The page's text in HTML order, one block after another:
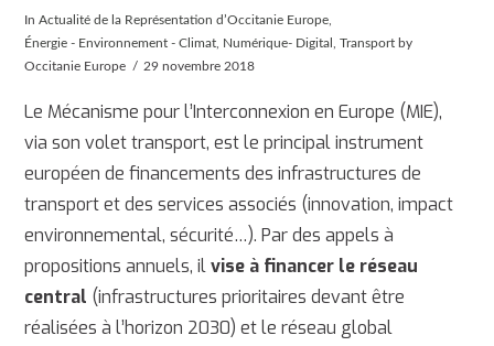
InActualité de la Représentation d’Occitanie Europe
Énergie - Environnement - Climat Numérique- Digital ,Transport by
Occitanie Europe
29 novembre 2018
Le Mécanisme pour l’Interconnexion en Europe (MIE),
via son volet transport, est le principal instrument
européen de financements des infrastructures de
transport et des services associés (innovation, impact
environnemental, sécurité…). Par des appels à
propositions annuels, ilvise à financer le réseau
central (infrastructures prioritaires devant être
réalisées à l’horizon 2030) et le réseau global